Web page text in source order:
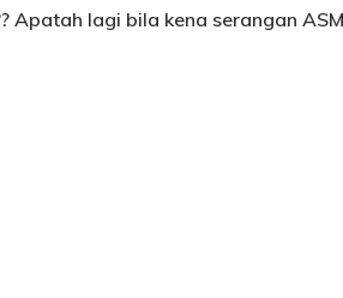
Apatah lagi bila kena serangan